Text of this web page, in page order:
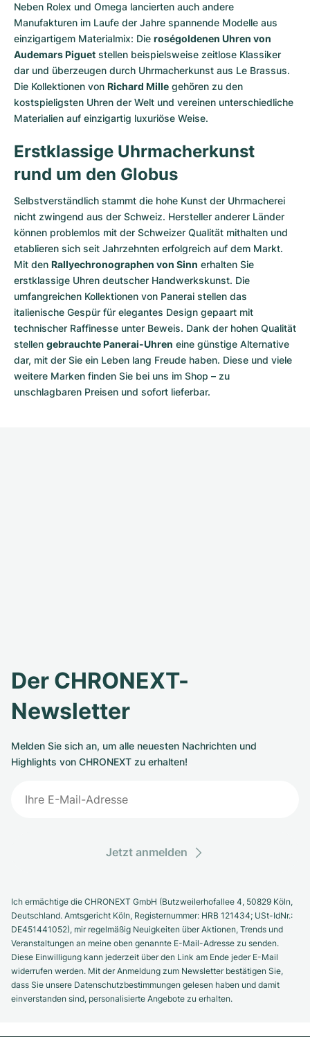
Neben Rolex und Omega lancierten auch andere
Manufakturen im Laufe der Jahre spannende Modelle aus
einzigartigem Materialmix: Die roségoldenen Uhren von
Audemars Piguet stellen beispielsweise zeitlose Klassiker
dar und überzeugen durch Uhrmacherkunst aus Le Brassus.
Die Kollektionen von Richard Mille gehören zu den
kostspieligsten Uhren der Welt und vereinen unterschiedliche
Materialien auf einzigartig luxuriöse Weise.
Erstklassige Uhrmacherkunst
rund um den Globus
Selbstverständlich stammt die hohe Kunst der Uhrmacherei
nicht zwingend aus der Schweiz. Hersteller anderer Länder
können problemlos mit der Schweizer Qualität mithalten und
etablieren sich seit Jahrzehnten erfolgreich auf dem Markt.
Mit den Rallyechronographen von Sinn erhalten Sie
erstklassige Uhren deutscher Handwerkskunst. Die
umfangreichen Kollektionen von Panerai stellen das
italienische Gespür für elegantes Design gepaart mit
technischer Raffinesse unter Beweis. Dank der hohen Qualität
stellen gebrauchte Panerai-Uhren eine günstige Alternative
dar, mit der Sie ein Leben lang Freude haben. Diese und viele
weitere Marken finden Sie bei uns im Shop – zu
unschlagbaren Preisen und sofort lieferbar.
Der CHRONEXT-
Newsletter
Melden Sie sich an, um alle neuesten Nachrichten und
Highlights von CHRONEXT zu erhalten!
Jetzt anmelden
Ich ermächtige die CHRONEXT GmbH (Butzweilerhofallee 4, 50829 Köln,
Deutschland. Amtsgericht Köln, Registernummer: HRB 121434; USt-IdNr.:
DE451441052), mir regelmäßig Neuigkeiten über Aktionen, Trends und
Veranstaltungen an meine oben genannte E-Mail-Adresse zu senden.
Diese Einwilligung kann jederzeit über den Link am Ende jeder E-Mail
widerrufen werden. Mit der Anmeldung zum Newsletter bestätigen Sie,
dass Sie unsere Datenschutzbestimmungen gelesen haben und damit
einverstanden sind, personalisierte Angebote zu erhalten.